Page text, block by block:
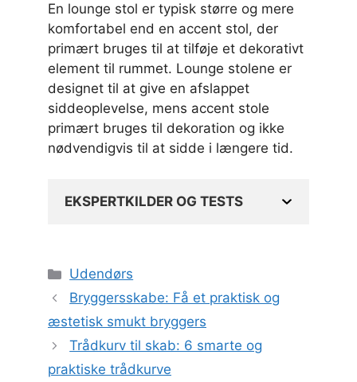
En lounge stol er typisk større og mere
komfortabel end en accent stol, der
primært bruges til at tilføje et dekorativt
element til rummet. Lounge stolene er
designet til at give en afslappet
siddeoplevelse, mens accent stole
primært bruges til dekoration og ikke
nødvendigvis til at sidde i længere tid.
EKSPERTKILDER OG TESTS
Kategorier
Udendørs
Bryggersskabe: Få et praktisk og
æstetisk smukt bryggers
Trådkurv til skab: 6 smarte og
praktiske trådkurve